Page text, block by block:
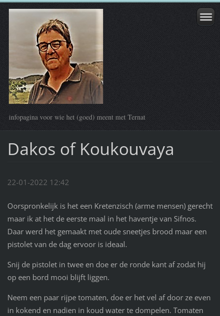
infopagina voor wie het (goed) meent met Ternat
Dakos of Koukouvaya
22-01-2022 12:42
Oorspronkelijk is het een Kretenzisch (arme mensen) gerecht
maar ik at het de eerste maal in het haventje van Sifnos.
Daar werd het gemaakt met oude sneetjes brood maar een
pistolet van de dag ervoor is ideaal.
Snij de pistolet in twee en doe er de ronde kant af zodat hij
op een bord mooi blijft liggen.
Neem een paar rijpe tomaten, doe er het vel af door ze even
in kokend en nadien in koud water te dompelen. Tomaten